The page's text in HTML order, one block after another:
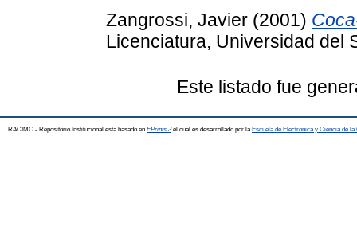
Zangrossi, Javier (2001)
Licenciatura, Universidad del
Este listado fue
RACIMO - Repositorio Institucional está basado en EPrints 3el cual es desarrollado por la Escuela de Electrónica y Ciencia de la